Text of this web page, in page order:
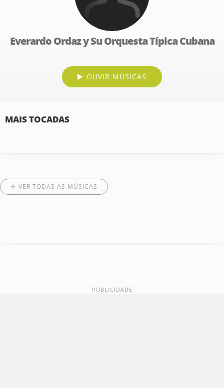
Everardo Ordaz y Su Orquesta Típica Cubana
OUVIR MÚSICAS
MAIS TOCADAS
VER TODAS AS MÚSICAS